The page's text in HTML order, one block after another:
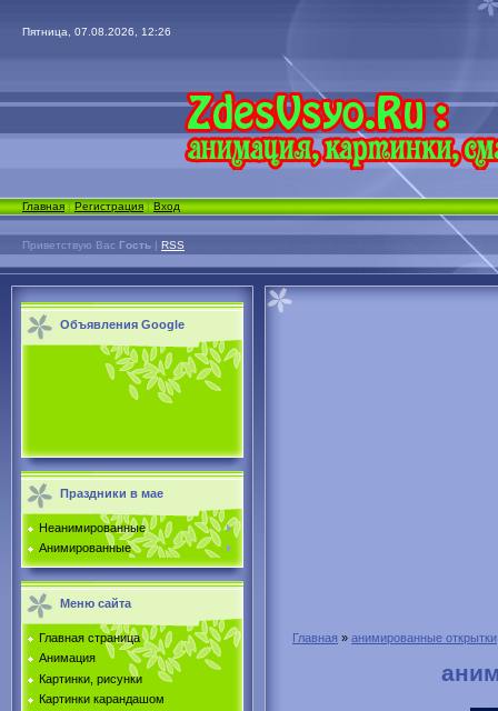
Пятница, 07.08.2026, 12:26
Главная|Регистрация|Вход
Приветствую Вас Гость | RSS
Объявления Google
Праздники в мае
Неанимированные
Анимированные
Меню сайта
Главная страница
Анимация
Картинки, рисунки
Картинки карандашом
Главная » анимированные открытки